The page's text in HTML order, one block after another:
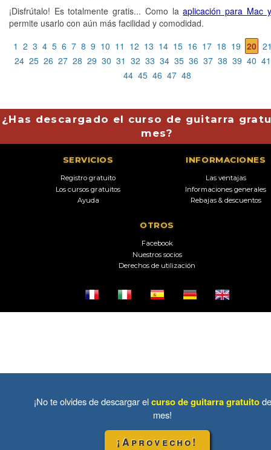
¡Disfrútalo! Es totalmente gratis... Como laaplicación para Mac
permite usarlo con aún más facilidad y comodidad.
1 2 3 4 5 6 7 8 9 10 11 12 13 14 15 16 17 18 19 20
24 25 26 27 28 29 30 31 32 33 34 35 36 37 38 39 40 41
44 45 46 47 48
¿Has descargado el curso de guitarra
mes?
SERVICIOS
Registro gratuito
Los cursos gratuitos
Ayuda
INFORMACIONES
Las ventajas
Informaciones generales
Rebajas & descuentos
OTROS
Facebook
Nuestros socios
Derechos de utilización
¡No te olvides de descargar elcurso de guitarra gratuito
mes!
¡Aprovecho!